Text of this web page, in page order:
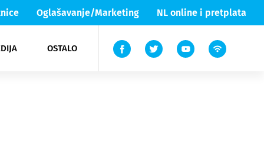
Oglašavanje/Marketing NL online i pretplata
OSTALO
Lika & Senj
TV